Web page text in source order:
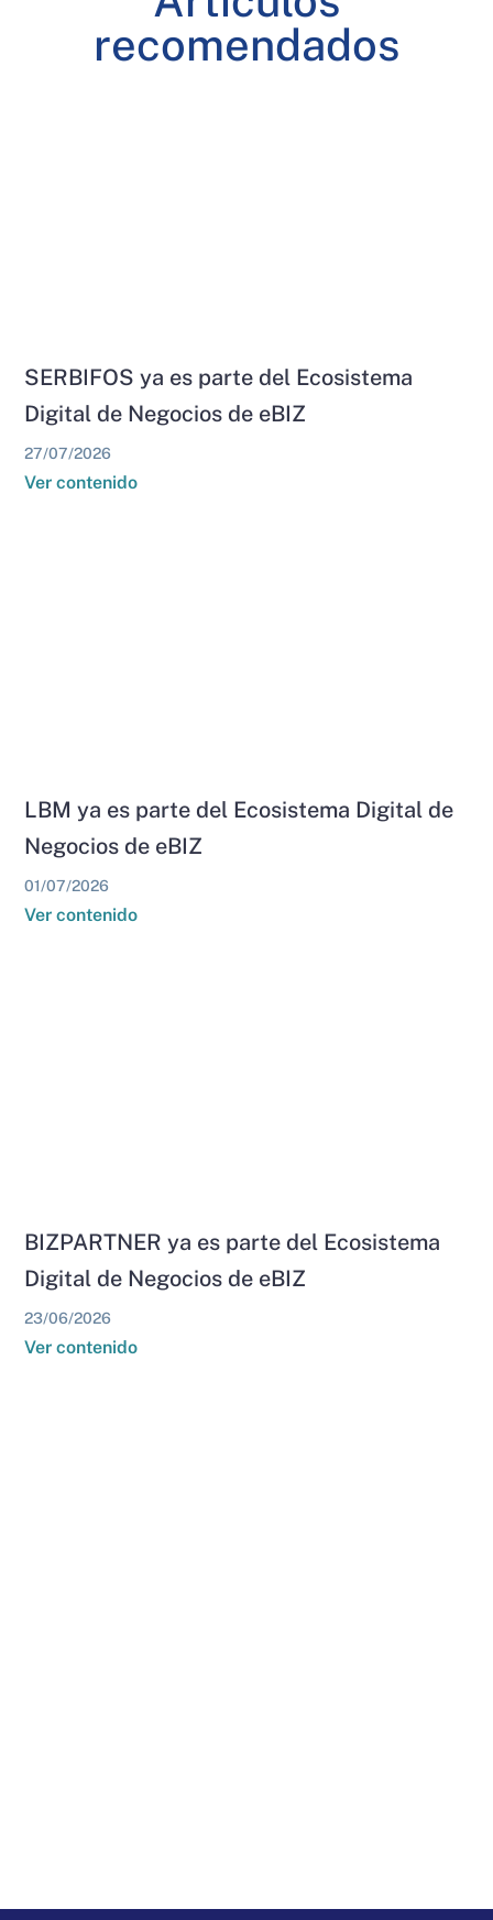
recomendados
SERBIFOS ya es parte del Ecosistema
Digital de Negocios de eBIZ
27/07/2026
Ver contenido
LBM ya es parte del Ecosistema Digital de
Negocios de eBIZ
01/07/2026
Ver contenido
BIZPARTNER ya es parte del Ecosistema
Digital de Negocios de eBIZ
23/06/2026
Ver contenido